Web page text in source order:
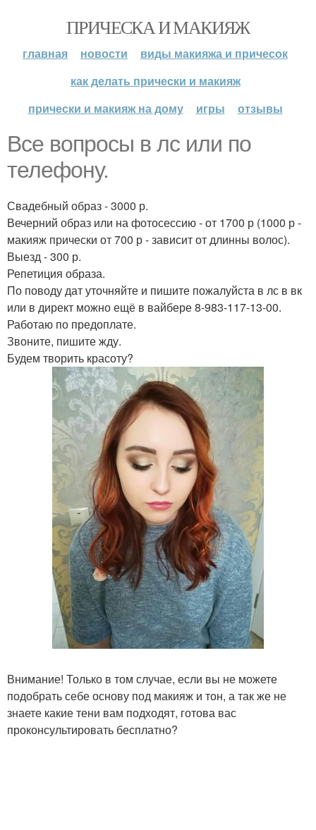
ПРИЧЕСКА И МАКИЯЖ
главная новости
виды макияжа и причесок
как делать прически и макияж
прически и макияж на дому
игры отзывы
Все вопросы в лс или по
телефону.
Свадебный образ - 3000 р.
Вечерний образ или на фотосессию - от 1700 р (1000 р -
макияж прически от 700 р - зависит от длинны волос).
Выезд - 300 р.
Репетиция образа.
По поводу дат уточняйте и пишите пожалуйста в лс в вк
или в директ можно ещё в вайбере 8-983-117-13-00.
Работаю по предоплате.
Звоните, пишите жду.
Будем творить красоту?
Внимание! Только в том случае, если вы не можете
подобрать себе основу под макияж и тон, а так же не
знаете какие тени вам подходят, готова вас
проконсультировать бесплатно?